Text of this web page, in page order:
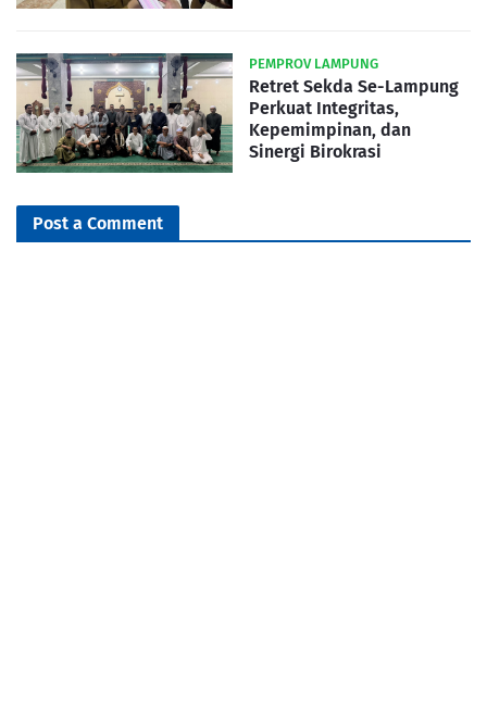
PEMPROV LAMPUNG
Retret Sekda Se-Lampung
Perkuat Integritas,
Kepemimpinan, dan
Sinergi Birokrasi
Post a Comment